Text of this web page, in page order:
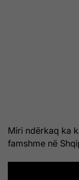
Miri ndërkaq ka
famshme në